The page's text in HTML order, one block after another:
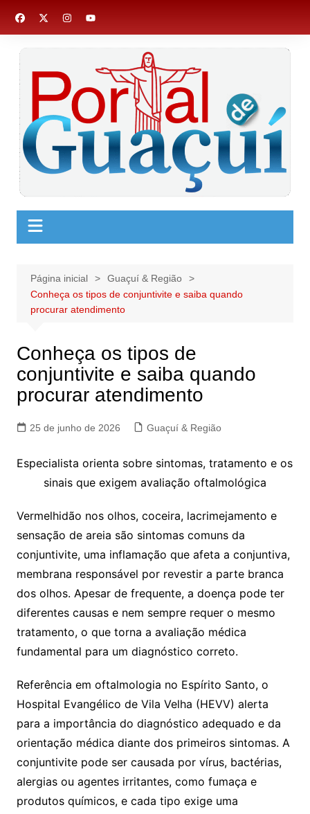
para
Página inicial
Guaçuí & Região
Conheça os tipos de conjuntivite e saiba quando
procurar atendimento
Conheça os tipos de
conjuntivite e saiba quando
procurar atendimento
25 de junho de 2026 Guaçuí & Região
Especialista orienta sobre sintomas, tratamento e os
sinais que exigem avaliação oftalmológica
Vermelhidão nos olhos, coceira, lacrimejamento e
sensação de areia são sintomas comuns da
conjuntivite, uma inflamação que afeta a conjuntiva,
membrana responsável por revestir a parte branca
dos olhos. Apesar de frequente, a doença pode ter
diferentes causas e nem sempre requer o mesmo
tratamento, o que torna a avaliação médica
fundamental para um diagnóstico correto.
Referência em oftalmologia no Espírito Santo, o
Hospital Evangélico de Vila Velha (HEVV) alerta
para a importância do diagnóstico adequado e da
orientação médica diante dos primeiros sintomas. A
conjuntivite pode ser causada por vírus, bactérias,
alergias ou agentes irritantes, como fumaça e
produtos químicos, e cada tipo exige uma